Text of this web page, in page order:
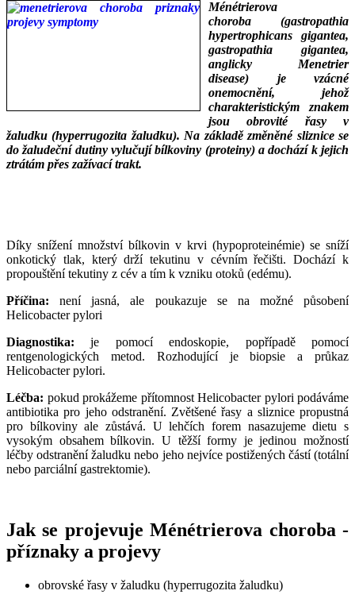
Ménétrierova
choroba (gastropathia
hypertrophicans gigantea,
gastropathia gigantea,
anglicky Menetrier
disease) je vzácné
onemocnění, jehož
charakteristickým znakem
jsou obrovité řasy v
žaludku (hyperrugozita žaludku). Na základě změněné sliznice se
do žaludeční dutiny vylučují bílkoviny (proteiny) a dochází k jejich
ztrátám přes zažívací trakt.
Díky snížení množství bílkovin v krvi (hypoproteinémie) se sníží
onkotický tlak, který drží tekutinu v cévním řečišti. Dochází k
propouštění tekutiny z cév a tím k vzniku otoků (edému).
Příčina: není jasná, ale poukazuje se na možné působení
Helicobacter pylori
Diagnostika: je pomocí endoskopie, popřípadě pomocí
rentgenologických metod. Rozhodující je biopsie a průkaz
Helicobacter pylori.
Léčba: pokud prokážeme přítomnost Helicobacter pylori podáváme
antibiotika pro jeho odstranění. Zvětšené řasy a sliznice propustná
pro bílkoviny ale zůstává. U lehčích forem nasazujeme dietu s
vysokým obsahem bílkovin. U těžší formy je jedinou možností
léčby odstranění žaludku nebo jeho nejvíce postižených částí (totální
nebo parciální gastrektomie).
Jak se projevuje Ménétrierova choroba -
příznaky a projevy
obrovské řasy v žaludku (hyperrugozita žaludku)